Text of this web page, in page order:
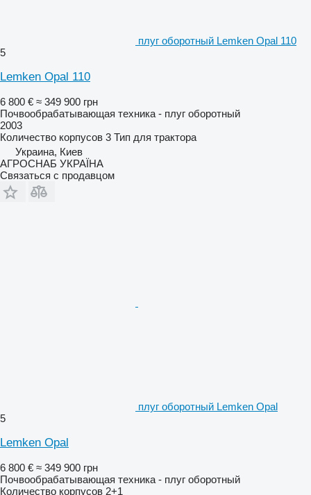
плуг оборотный Lemken Opal 110
5
Lemken Opal 110
6 800 € ≈ 349 900 грн
Почвообрабатывающая техника - плуг оборотный
2003
Количество корпусов 3 Тип для трактора
Украина, Киев
АГРОСНАБ УКРАЇНА
Связаться с продавцом
плуг оборотный Lemken Opal
5
Lemken Opal
6 800 € ≈ 349 900 грн
Почвообрабатывающая техника - плуг оборотный
Количество корпусов 2+1